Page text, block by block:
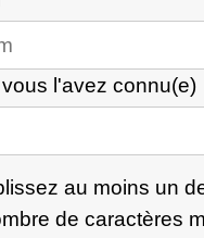
l'avez connu(e)
au moins un
de caractères